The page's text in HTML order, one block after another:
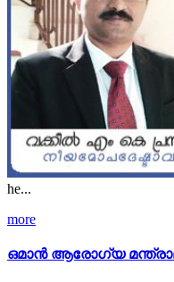
he...
more
ഒമാൻ ആരോഗ്യ